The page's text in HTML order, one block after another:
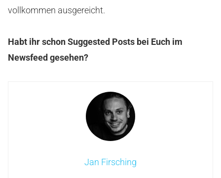
vollkommen ausgereicht.
Habt ihr schon Suggested Posts bei Euch im
Newsfeed gesehen?
Jan Firsching